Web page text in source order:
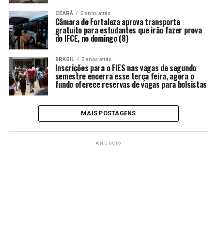
CEARÁ 2 anos atrás
Câmara de Fortaleza aprova transporte
gratuito para estudantes que irão fazer prova
do IFCE, no domingo (8)
BRASIL 2 anos atrás
Inscrições para o FIES nas vagas de segundo
semestre encerra esse terça feira, agora o
fundo oferece reservas de vagas para bolsistas
MAIS POSTAGENS
ANÚNCIO